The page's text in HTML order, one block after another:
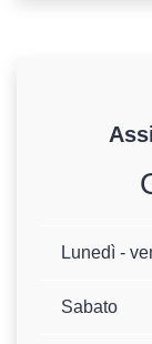
Lunedì -
Sabato